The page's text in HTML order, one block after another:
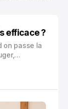
efficace ?
on passe la
jours, ou